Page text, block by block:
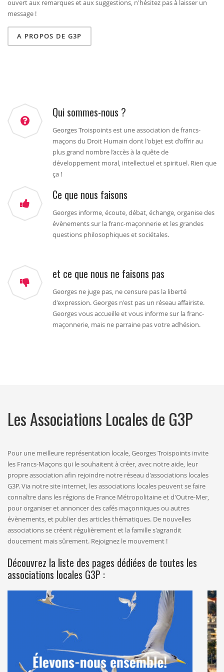
ouvert aux remarques et aux suggestions, n'hésitez pas à laisser un
message !
A PROPOS DE G3P
Qui sommes-nous ?
Georges Troispoints est une association de francs-
maçons du Droit Humain dont l'objet est d’offrir au
plus grand nombre l’accès à la quête de
développement moral, intellectuel et spirituel. Rien que
ça !
Ce que nous faisons
Georges informe, écoute, débat, échange, organise des
évènements sur la franc-maçonnerie et les grandes
questions philosophiques et sociétales.
et ce que nous ne faisons pas
Georges ne juge pas, ne censure pas la liberté
d'expression. Georges n'est pas un réseau affairiste.
Georges vous accueille et vous informe sur la franc-
maçonnerie, mais ne parraine pas votre adhésion.
Les Associations Locales de G3P
Pour une meilleure représentation locale, Georges Troispoints invite
les Francs-Maçons qui le souhaitent à créer, avec notre aide, leur
propre association afin rejoindre notre réseau d'associations locales
G3P. Via notre site internet, les associations locales peuvent se faire
connaître dans les régions de France Métropolitaine et d'Outre-Mer,
pour organiser et annoncer des cafés maçonniques ou autres
évènements, et publier des articles thématiques. De nouvelles
associations se créent régulièrement et la famille s'agrandit
doucement mais sûrement. Rejoignez le mouvement !
Découvrez la liste des pages dédiées de toutes les
associations locales G3P :